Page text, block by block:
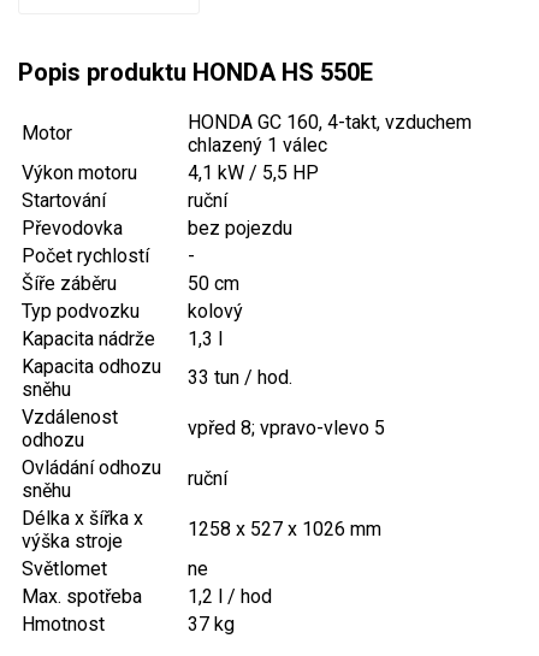
Motorové pily
Aku pily
Elektrické pily
Jednoruční pily
Vyvětvovací pily
AKU zahradní technika
Aku křovinořezy a vyžínače
Aku pily
Aku sekačky
Aku STIHL
Aku AL-KO
Popis produktu HONDA HS 550E
Motor
HONDA GC 160, 4-takt, vzduchem
chlazený 1 válec
Výkon motoru
4,1 kW / 5,5 HP
Startování
ruční
Převodovka
bez pojezdu
Počet rychlostí
-
Šíře záběru
50 cm
Typ podvozku
kolový
Kapacita nádrže
1,3 l
Kapacita odhozu
sněhu
33 tun / hod.
Vzdálenost
odhozu
vpřed 8; vpravo-vlevo 5
Ovládání odhozu
sněhu
ruční
Délka x šířka x
výška stroje
1258 x 527 x 1026 mm
Světlomet
ne
Max. spotřeba
1,2 l / hod
Hmotnost
37 kg